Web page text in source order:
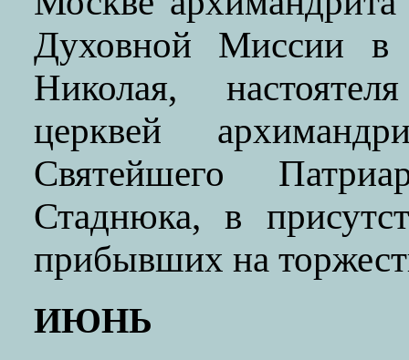
Духовной Миссии в
Николая,
церквей
Святейшего
Стаднюка, в
прибывших на
ИЮНЬ